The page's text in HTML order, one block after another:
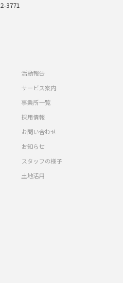
3771
活動報告
サービス案内
事業所一覧
採用情報
お問い合わせ
お知らせ
スタッフの様子
土地活用